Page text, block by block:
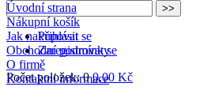
Přihlásit se
Zaregistrovat se
Počet položek: 0 0,00 Kč
Úvodní strana
Nákupní košík
Jak nakupovat
Obchodní podmínky
O firmě
Kontaktní informace